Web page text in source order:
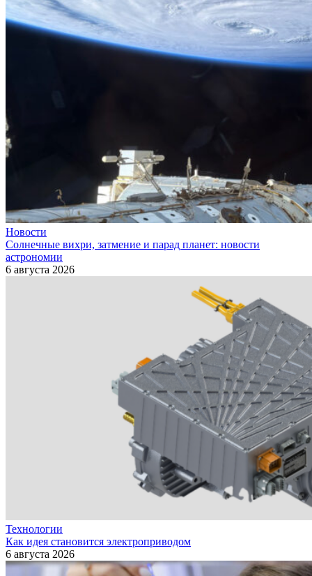
Новости
Солнечные вихри, затмение и парад планет: новости
астрономии
6 августа 2026
Технологии
Как идея становится электроприводом
6 августа 2026